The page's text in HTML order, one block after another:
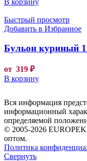
В корзину
Быстрый просмотр
Добавить в Избранное
Бульон куриный
от 319 ₽
В корзину
Вся информация
информационный
определяемой
© 2005-2026
оптом.
Политика
Свернуть